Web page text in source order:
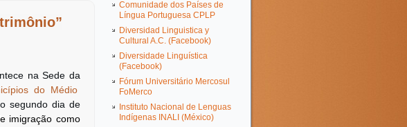
na Sede da
do Médio
segundo dia de
imigração como
Comunidade dos Países de
Língua Portuguesa CPLP
Diversidad Linguistica y
Cultural A.C. (Facebook)
Diversidade Linguística
(Facebook)
Fórum Universitário Mercosul
FoMerco
Instituto Nacional de Lenguas
Indígenas INALI (México)